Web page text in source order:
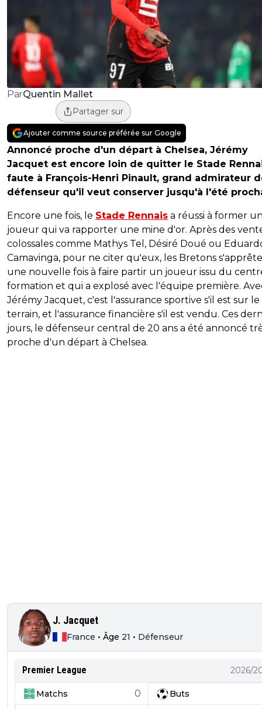
ParQuentin Mallet
Partager sur
Ajouter comme source préférée sur Google
Annoncé proche d'un départ à Chelsea, Jérémy
Jacquet est encore loin de quitter le Stade
faute à François-Henri Pinault, grand admirateur
défenseur qu'il veut conserver jusqu'à l'été
Encore une fois, le Stade Rennais a réussi à former
joueur qui va rapporter une mine d'or. Après des
colossales comme Mathys Tel, Désiré Doué ou
Camavinga, pour ne citer qu'eux, les Bretons
une nouvelle fois à faire partir un joueur issu du
formation et qui a explosé avec l'équipe première.
Jérémy Jacquet, c'est l'assurance sportive s'il est sur le
terrain, et l'assurance financière s'il est vendu. Ces
jours, le défenseur central de 20 ans a été annoncé
proche d'un départ à Chelsea.
J. Jacquet
France • Âge 21 • Défenseur
Premier League 2026/
Matchs 0 Buts